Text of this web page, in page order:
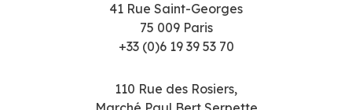
41 Rue Saint-Georges
75 009 Paris
+33 (0)6 19 39 53 70
110 Rue des Rosiers,